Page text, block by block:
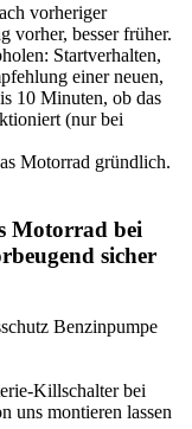
vorheriger
vorher, besser früher.
Startverhalten,
einer neuen,
10 Minuten, ob das
(nur bei
Motorrad gründlich.
Motorrad bei
sicher
Benzinpumpe
Killschalter bei
uns montieren lassen